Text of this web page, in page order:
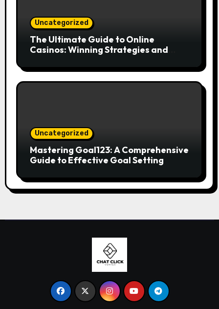
Uncategorized
The Ultimate Guide to Online
Casinos: Winning Strategies and
Uncategorized
Mastering Goal123: A Comprehensive
Guide to Effective Goal Setting